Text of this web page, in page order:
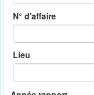
N° d'affaire
Lieu